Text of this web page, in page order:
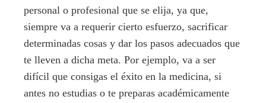
personal o profesional que se elija, ya que,
siempre va a requerir cierto esfuerzo, sacrificar
determinadas cosas y dar los pasos adecuados que
te lleven a dicha meta. Por ejemplo, va a ser
difícil que consigas el éxito en la medicina, si
antes no estudias o te preparas académicamente